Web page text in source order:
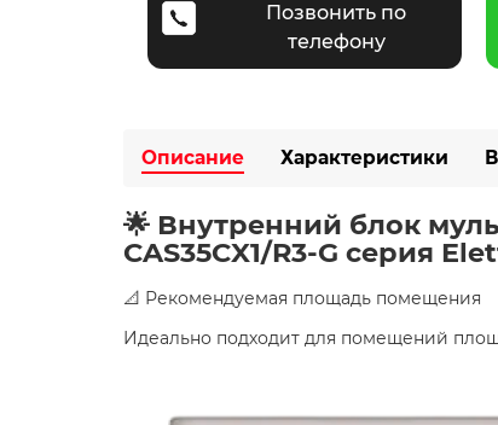
Позвонить по
телефону
Описание Характеристики
🌟 Внутренний блок
CAS35CX1/R3-G серия
📐 Рекомендуемая площадь помещения
Идеально подходит для помещений